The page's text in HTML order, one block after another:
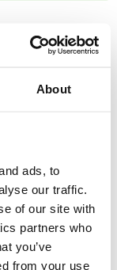
About
ads, to
our traffic.
of our site with
partners who
you’ve
from your use
CDSG